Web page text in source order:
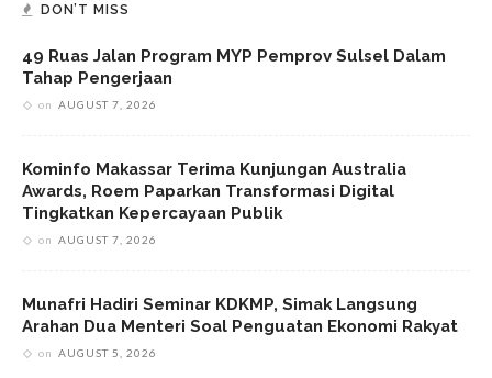
DON’T MISS
49 Ruas Jalan Program MYP Pemprov Sulsel Dalam
Tahap Pengerjaan
on AUGUST 7, 2026
Kominfo Makassar Terima Kunjungan Australia
Awards, Roem Paparkan Transformasi Digital
Tingkatkan Kepercayaan Publik
on AUGUST 7, 2026
Munafri Hadiri Seminar KDKMP, Simak Langsung
Arahan Dua Menteri Soal Penguatan Ekonomi Rakyat
on AUGUST 5, 2026